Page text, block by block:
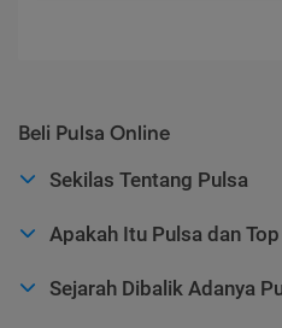
Beli Pulsa Online
Sekilas Tentang Pulsa
Apakah Itu Pulsa dan
Sejarah Dibalik Adanya